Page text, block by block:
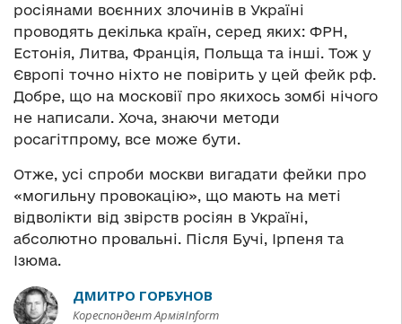
росіянами воєнних злочинів в Україні
проводять декілька країн, серед яких: ФРН,
Естонія, Литва, Франція, Польща та інші. Тож у
Європі точно ніхто не повірить у цей фейк рф.
Добре, що на московії про якихось зомбі нічого
не написали. Хоча, знаючи методи
росагітпрому, все може бути.
Отже, усі спроби москви вигадати фейки про
«могильну провокацію», що мають на меті
відволікти від звірств росіян в Україні,
абсолютно провальні. Після Бучі, Ірпеня та
Ізюма.
ДМИТРО ГОРБУНОВ
Кореспондент АрміяInform